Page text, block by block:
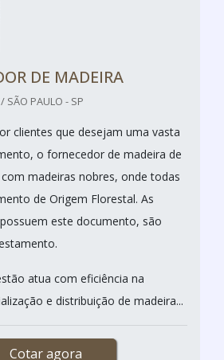
DE MADEIRA
SÃO PAULO - SP
clientes que desejam uma vasta
o fornecedor de madeira de
madeiras nobres, onde todas
de Origem Florestal. As
este documento, são
atua com eficiência na
e distribuição de madeira...
Cotar agora